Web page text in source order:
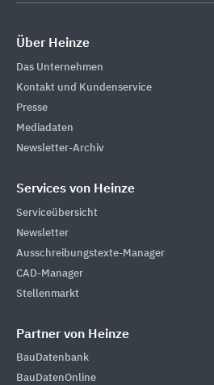
Über Heinze
Das Unternehmen
Kontakt und Kundenservice
Presse
Mediadaten
Newsletter-Archiv
Services von Heinze
Serviceübersicht
Newsletter
Ausschreibungstexte-Manager
CAD-Manager
Stellenmarkt
Partner von Heinze
BauDatenbank
BauDatenOnline